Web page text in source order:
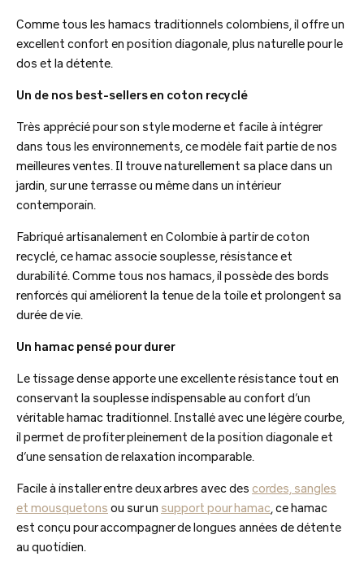
Comme tous les hamacs traditionnels colombiens, il offre un
excellent confort en position diagonale, plus naturelle pour le
dos et la détente.
Un de nos best-sellers en coton recyclé
Très apprécié pour son style moderne et facile à intégrer
dans tous les environnements, ce modèle fait partie de nos
meilleures ventes. Il trouve naturellement sa place dans un
jardin, sur une terrasse ou même dans un intérieur
contemporain.
Fabriqué artisanalement en Colombie à partir de coton
recyclé, ce hamac associe souplesse, résistance et
durabilité. Comme tous nos hamacs, il possède des bords
renforcés qui améliorent la tenue de la toile et prolongent sa
durée de vie.
Un hamac pensé pour durer
Le tissage dense apporte une excellente résistance tout en
conservant la souplesse indispensable au confort d’un
véritable hamac traditionnel. Installé avec une légère courbe,
il permet de profiter pleinement de la position diagonale et
d’une sensation de relaxation incomparable.
Facile à installer entre deux arbres avec des cordes, sangles
et mousquetons ou sur un support pour hamac , ce hamac
est conçu pour accompagner de longues années de détente
au quotidien.